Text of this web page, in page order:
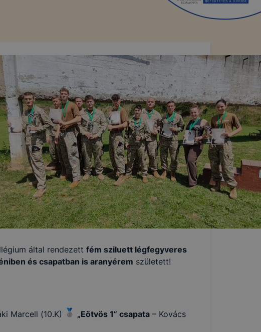
által rendezett fém sziluett légfegyveres
és csapatban is aranyérem született!
Marcell (10.K) „Eötvös 1” csapata– Kovács